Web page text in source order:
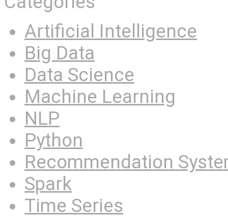
Artificial Intelligence
Big Data
Data Science
Machine Learning
NLP
Python
Recommendation
Spark
Time Series